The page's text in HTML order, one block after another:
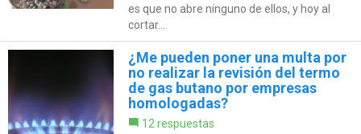
es que no abre ninguno de ellos, y hoy al
cortar...
¿Me pueden poner una multa por
no realizar la revisión del termo
de gas butano por empresas
homologadas?
12 respuestas